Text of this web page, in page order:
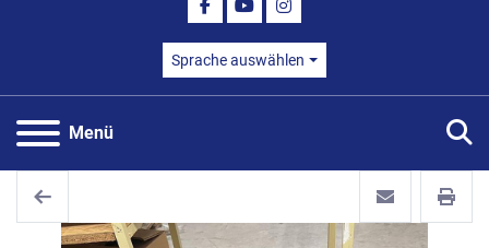
FACEBOOK
YOUTUBEINSTAGRAM
Sprache auswählen
Menü